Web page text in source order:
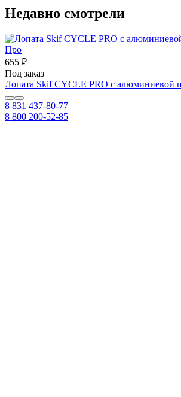
Недавно смотрели
655 ₽
Под заказ
Лопата Skif СYCLE PRO с алюминиевой
8 831 437-80-77
8 800 200-52-85